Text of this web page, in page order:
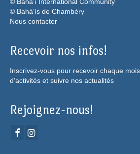
© Bahá’ís de Chambéry
Nous contacter
Recevoir nos infos!
Inscrivez-vous pour recevoir chaque
d’activités et suivre nos actualités
Rejoignez-nous!